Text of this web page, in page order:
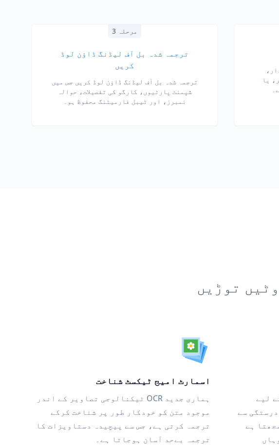
یا
مرحلہ 3
ترجمہ شدہ بل آف لیڈنگ ڈاؤن لوڈ
کریں
ترجمہ شدہ بل آف لیڈنگ ڈاؤن لوڈ کریں جس میں
شپمنٹ پارٹیوں، کارگو کی تفصیلات، حوالہ
نمبرز، اور ٹیبل فارمیٹنگ محفوظ ہو۔
توڑیں
لیے
سے
ہے
اسمارٹ امیج ٹیکسٹ شناخت
ہماری جدید OCR ٹیکنالوجی تصاویر کے اندر
موجود متن کو خودکار طور پر شناخت کرکے
ترجمہ کرتی ہے، جس سے پیچیدہ دستاویزات کا
ترجمہ بےحد آسان ہوجاتا ہے۔